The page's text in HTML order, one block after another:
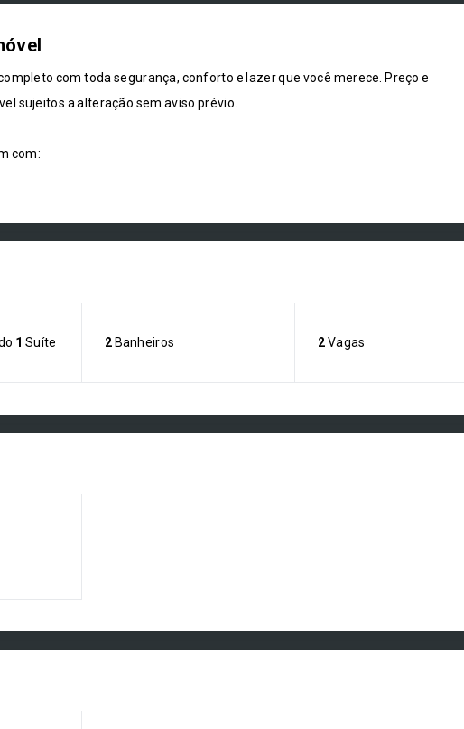
com toda segurança, conforto e lazer que você merece. Preço e
sujeitos a alteração sem aviso prévio.
com:
1 Suíte 2Banheiros 2Vagas